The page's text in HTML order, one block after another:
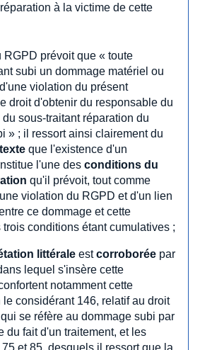
à la victime de cette
RGPD prévoit que « toute
subi un dommage matériel ou
violation du présent
droit d'obtenir du responsable du
sous-traitant réparation du
» ; il ressort ainsi clairement du
texte que l'existence d'un
l'une des conditions du
qu'il prévoit, tout comme
violation du RGPD et d'un lien
ce dommage et cette
conditions étant cumulatives ;
littérale estcorroborée par
lequel s'insère cette
notamment cette
le considérant 146, relatif au droit
se réfère au dommage subi par
du fait d'un traitement, et les
et 85, desquels il ressort que la